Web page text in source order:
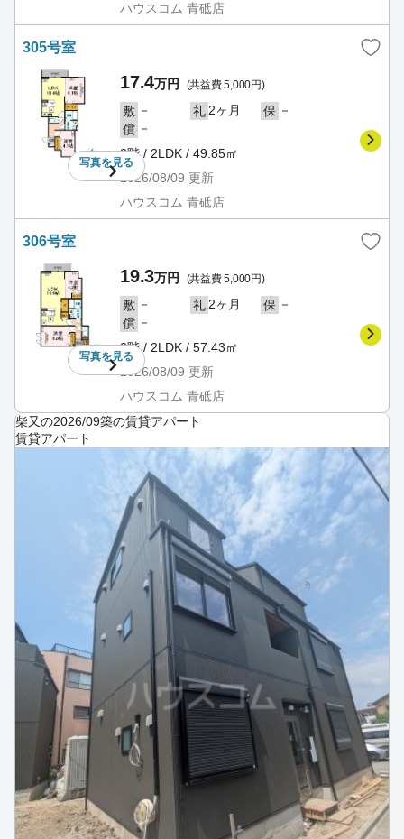
ハウスコム 青砥店
305号室
写真を見る
17.4万円 (共益費 5,000円)
敷 － 礼 2ヶ月 保 －
償 －
3階 / 2LDK / 49.85㎡
2026/08/09 更新
ハウスコム 青砥店
306号室
写真を見る
19.3万円 (共益費 5,000円)
敷 － 礼 2ヶ月 保 －
償 －
3階 / 2LDK / 57.43㎡
2026/08/09 更新
ハウスコム 青砥店
柴又の2026/09築の賃貸アパート
賃貸アパート